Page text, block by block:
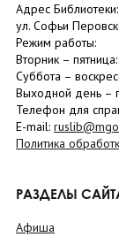
Адрес
ул. Софьи
Режим работы:
Вторник – пятница
Суббота – в
Выходной день –
Телефон для
E-mail:
Политика
РАЗДЕЛЫ
Афиша